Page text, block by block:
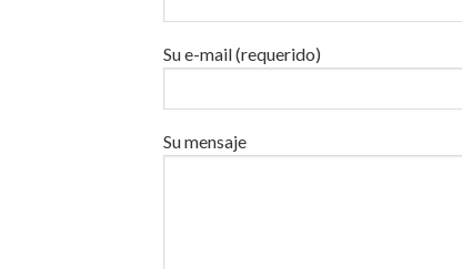
Su e-mail (requerido)
Su mensaje